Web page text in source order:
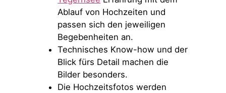
Ablauf von Hochzeiten und
passen sich den jeweiligen
Begebenheiten an.
Technisches Know-how und der
Blick fürs Detail machen die
Bilder besonders.
Die Hochzeitsfotos werden